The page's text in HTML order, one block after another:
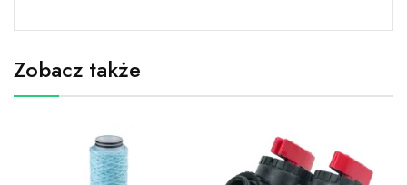
Zobacz także